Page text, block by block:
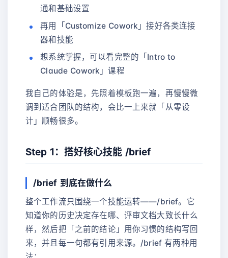
通和基础设置
再用「Customize Cowork」接好各类连接
器和技能
想系统掌握，可以看完整的「Intro to
Claude Cowork」课程
我自己的体验是，先照着模板跑一遍，再慢慢微
调到适合团队的结构，会比一上来就「从零设
计」顺畅很多。
Step 1：搭好核心技能 /brief
/brief 到底在做什么
整个工作流只围绕一个技能运转——/brief。它
知道你的历史决定存在哪、评审文档大致长什么
样，然后把「之前的结论」用你习惯的结构写回
来，并且每一句都有引用来源。/brief 有两种用